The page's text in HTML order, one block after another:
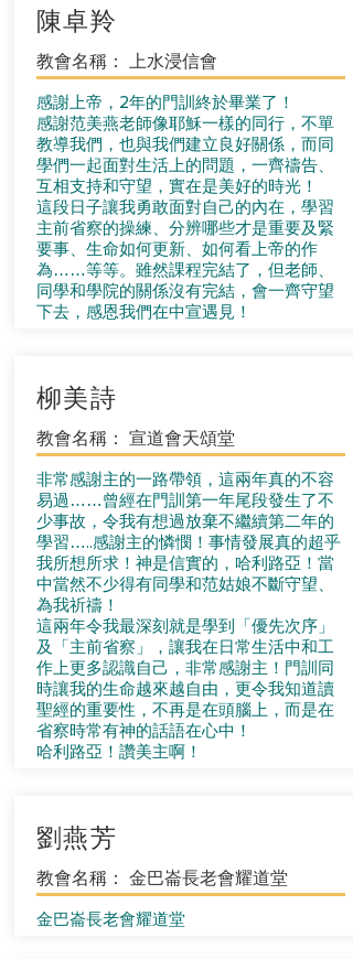
陳卓羚
教會名稱： 上水浸信會
感謝上帝，2年的門訓終於畢業了！
感謝范美燕老師像耶穌一樣的同行，不單
教導我們，也與我們建立良好關係，而同
學們一起面對生活上的問題，一齊禱告、
互相支持和守望，實在是美好的時光！
這段日子讓我勇敢面對自己的內在，學習
主前省察的操練、分辨哪些才是重要及緊
要事、生命如何更新、如何看上帝的作
為……等等。雖然課程完結了，但老師、
同學和學院的關係沒有完結，會一齊守望
下去，感恩我們在中宣遇見！
柳美詩
教會名稱： 宣道會天頌堂
非常感謝主的一路帶領，這兩年真的不容
易過……曾經在門訓第一年尾段發生了不
少事故，令我有想過放棄不繼續第二年的
學習…..感謝主的憐憫！事情發展真的超乎
我所想所求！神是信實的，哈利路亞！當
中當然不少得有同學和范姑娘不斷守望、
為我祈禱！
這兩年令我最深刻就是學到「優先次序」
及「主前省察」，讓我在日常生活中和工
作上更多認識自己，非常感謝主！門訓同
時讓我的生命越來越自由，更令我知道讀
聖經的重要性，不再是在頭腦上，而是在
省察時常有神的話語在心中！
哈利路亞！讚美主啊！
劉燕芳
教會名稱： 金巴崙長老會耀道堂
金巴崙長老會耀道堂